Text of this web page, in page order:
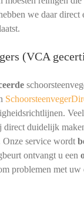
we daar direct
(VCA
duidelijk
Onze service wordt
ontvangt u een
problemen met uw